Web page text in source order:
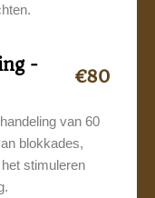
-
€80
van 60
blokkades,
stimuleren